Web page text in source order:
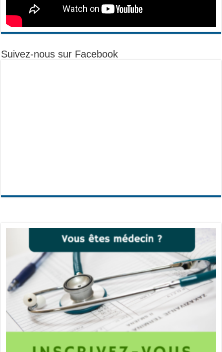
Suivez-nous sur Facebook